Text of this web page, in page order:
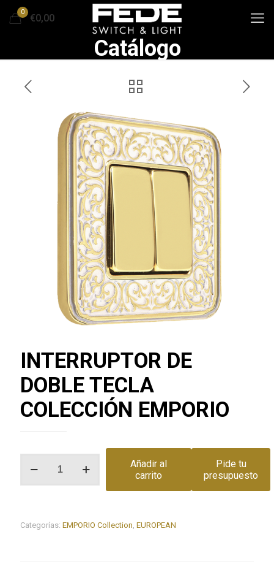
0
€0,00
Catálogo
INTERRUPTOR DE
DOBLE TECLA
COLECCIÓN EMPORIO
cantidad
Añadir al
carrito
Pide tu
presupuesto
Categorías: EMPORIO Collection, EUROPEAN